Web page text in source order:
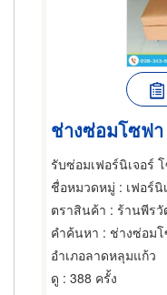
ช่างซ่อมโซฟา
รับซ่อมเฟอร์นิเจอร์
ชื่อหมวดหมู่ : เฟอร์
ตราสินค้า : ร้านพีร
คำค้นหา : ช่างซ่อม
อำเภอลาดหลุมแก้ว
ดู : 388 ครั้ง